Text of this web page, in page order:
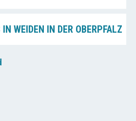
WEIDEN IN DER OBERPFALZ